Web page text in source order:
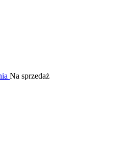
Na sprzedaż